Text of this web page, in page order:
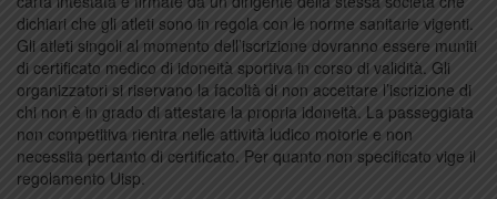
dichiari che gli atleti sono in regola con le norme sanitarie vigenti.
Gli atleti singoli al momento dell’iscrizione dovranno essere muniti
di certificato medico di idoneità sportiva in corso di validità. Gli
organizzatori si riservano la facoltà di non accettare l’iscrizione di
chi non è in grado di attestare la propria idoneità. La passeggiata
non competitiva rientra nelle attività ludico motorie e non
necessita pertanto di certificato. Per quanto non specificato vige il
regolamento Uisp.